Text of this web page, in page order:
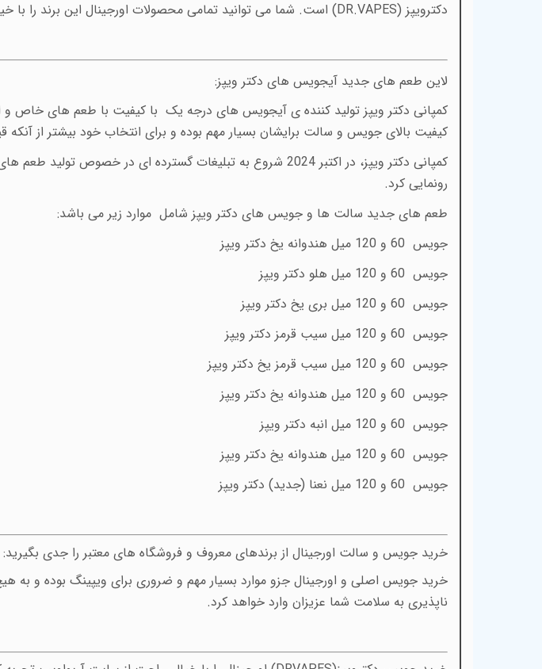
دکترویپز (DR.VAPES)
است. شما می توانید تمامی محصولات اورجینال این برند را با
لاین طعم های جدید آیجویس های دکتر ویپز:
کمپانی دکتر ویپز تولید کننده ی آیجویس های درجه یک با کیفیت با طعم های خاص
کیفیت بالای جویس و سالت برایشان بسیار مهم بوده و برای انتخاب خود بیشتر از
رونمایی کرد.
طعم های جدید سالت ها و جویس های دکتر ویپز شامل موارد زیر می باشد:
جویس 60 و 120 میل هندوانه یخ دکتر ویپز
جویس 60 و 120 میل هلو دکتر ویپز
جویس 60 و 120 میل بری یخ دکتر ویپز
جویس 60 و 120 میل سیب قرمز دکتر ویپز
جویس 60 و 120 میل سیب قرمز یخ دکتر ویپز
جویس 60 و 120 میل هندوانه یخ دکتر ویپز
جویس 60 و 120 میل انبه دکتر ویپز
جویس 60 و 120 میل هندوانه یخ دکتر ویپز
جویس 60 و 120 میل نعنا (جدید) دکتر ویپز
خرید جویس و سالت اورجینال از برندهای معروف و فروشگاه های معتبر را جدی بگیرید:
خرید جویس اصلی و اورجینال جزو موارد بسیار مهم و ضروری برای ویپینگ بوده و به
ناپذیری به سلامت شما عزیزان وارد خواهد کرد.